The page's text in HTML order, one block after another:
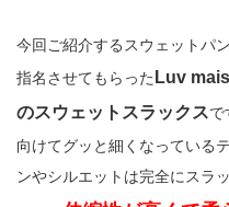
今回ご紹介するスウェットパ
指名させてもらった Luv
のスウェットスラックスで
向けてグッと細くなっている
ンやシルエットは完全にスラ